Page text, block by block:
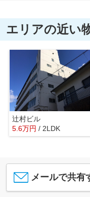
エリアの近い
辻村ビル
5.6万円 / 2LDK
メールで共有